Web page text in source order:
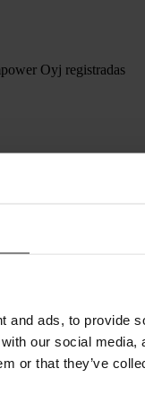
and ads, to provide
our social
or that they’ve
Oyj registradas